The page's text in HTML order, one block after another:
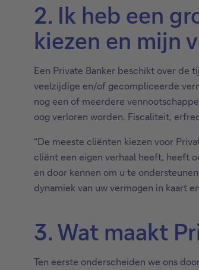
2. Ik heb een
kiezen en mijn
Een Private Banker beschikt over de
veelzijdige en/of gecompliceerde
nog een of meerdere
oog verloren worden. Fiscaliteit,
“De meeste cliënten kiezen voor
cliënt een eigen verhaal heeft, heeft
en door kennen om u te
dynamiek van uw vermogen in kaart
3. Wat maakt
Ten eerste onderscheiden we ons